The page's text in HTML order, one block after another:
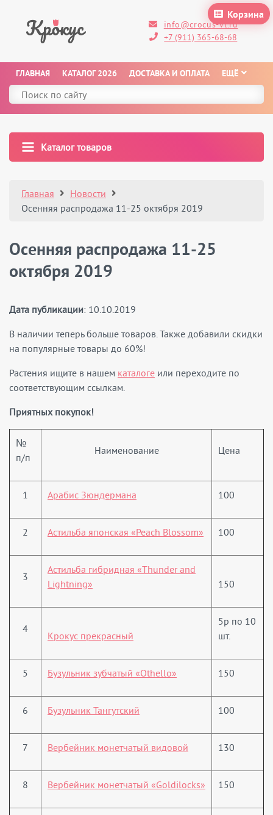
Корзина
info@crocus-vl.ru
+7 (911) 365-68-68
ГЛАВНАЯ КАТАЛОГ 2026 ДОСТАВКА И ОПЛАТА ЕЩЁ
Каталог товаров
Главная
Новости
Осенняя распродажа 11-25 октября 2019
Осенняя распродажа 11-25
октября 2019
Дата публикации: 10.10.2019
В наличии теперь больше товаров. Также добавили скидки
на популярные товары до 60%!
Растения ищите в нашем каталоге или переходите по
соответствующим ссылкам.
Приятных покупок!
№
п/п
Наименование Цена
1 Арабис Зюндермана 100
2 Астильба японская «Peach Blossom» 100
3
Астильба гибридная «Thunder and
Lightning»
150
4
Крокус прекрасный
5р по 10
шт.
5 Бузульник зубчатый «Othello» 150
6 Бузульник Тангутский 100
7 Вербейник монетчатый видовой 130
8 Вербейник монетчатый «Goldilocks» 150